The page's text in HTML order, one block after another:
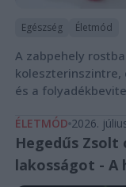
Egészség Életmód
A zabpehely
koleszterinszintre,
és a
ÉLETMÓD 2026.
Hegedűs
lakosságot -